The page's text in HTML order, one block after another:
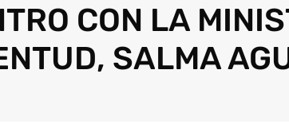
CON LA
SALMA